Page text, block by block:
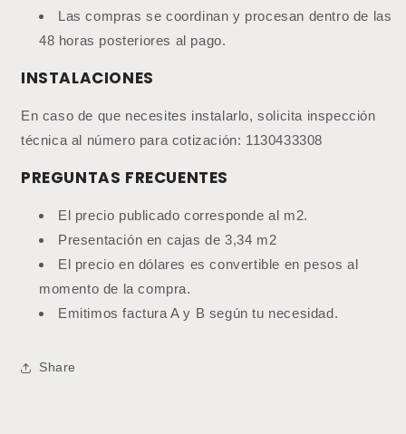
Las compras se coordinan y procesan dentro de las
48 horas posteriores al pago.
INSTALACIONES
En caso de que necesites instalarlo, solicita inspección
técnica al número para cotización: 1130433308
PREGUNTAS FRECUENTES
El precio publicado corresponde al m2.
Presentación en cajas de 3,34 m2
El precio en dólares es convertible en pesos al
momento de la compra.
Emitimos factura A y B según tu necesidad.
Share